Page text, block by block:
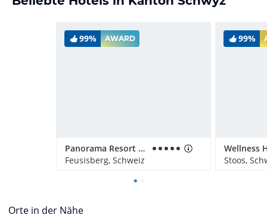
99% AWARD
Panorama Resort & Spa
Feusisberg, Schweiz
99%
Stoos,
Orte in der Nähe